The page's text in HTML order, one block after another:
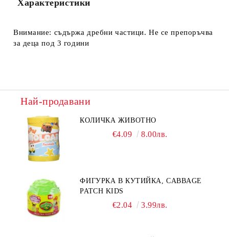
Характеристики
Внимание: съдържа дребни частици. Не се препоръчва
за деца под 3 години
Най-продавани
КОЛИЧКА ЖИВОТНО
€4.09 8.00лв.
ФИГУРКА В КУТИЙКА, CABBAGE
PATCH KIDS
€2.04 3.99лв.